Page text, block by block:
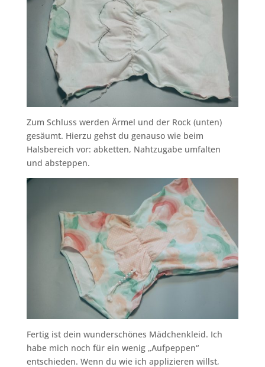
Zum Schluss werden Ärmel und der Rock (unten)
gesäumt. Hierzu gehst du genauso wie beim
Halsbereich vor: abketten, Nahtzugabe umfalten
und absteppen.
Fertig ist dein wunderschönes Mädchenkleid. Ich
habe mich noch für ein wenig „Aufpeppen“
entschieden. Wenn du wie ich applizieren willst,